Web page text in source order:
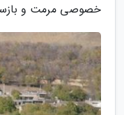
خصوصی مرمت و